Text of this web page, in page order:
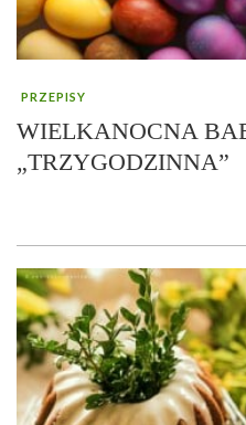
PRZEPISY
WIELKANOCNA
„TRZYGODZINNA”